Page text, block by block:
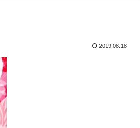
2019.08.18